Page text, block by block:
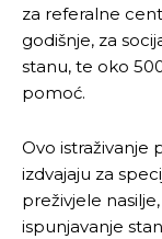
za referalne
godišnje, za
stanu, te oko
pomoć.
Ovo istraživanje
izdvajaju za
preživjele
ispunjavanje